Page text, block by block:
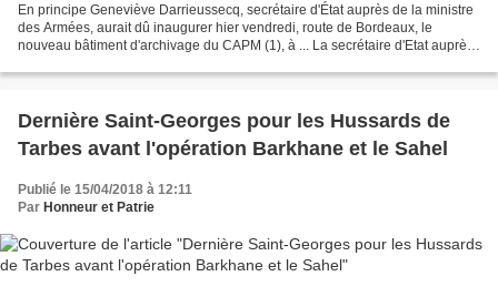
En principe Geneviève Darrieussecq, secrétaire d'État auprès de la ministre
des Armées, aurait dû inaugurer hier vendredi, route de Bordeaux, le
nouveau bâtiment d'archivage du CAPM (1), à ... La secrétaire d'Etat auprès
Dernière Saint-Georges pour les Hussards de
Tarbes avant l'opération Barkhane et le Sahel
Publié le 15/04/2018 à 12:11
Par Honneur et Patrie